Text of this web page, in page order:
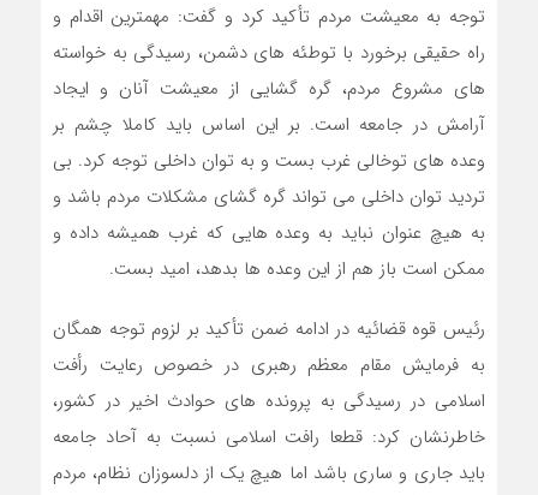
توجه به معیشت مردم تأکید کرد و گفت: مهمترین اقدام و
راه حقیقی برخورد با توطئه های دشمن، رسیدگی به خواسته
های مشروع مردم، گره گشایی از معیشت آنان و ایجاد
آرامش در جامعه است. بر این اساس باید کاملا چشم بر
وعده های توخالی غرب بست و به توان داخلی توجه کرد. بی
تردید توان داخلی می تواند گره گشای مشکلات مردم باشد و
به هیچ عنوان نباید به وعده هایی که غرب همیشه داده و
ممکن است باز هم از این وعده ها بدهد، امید بست.
رئیس قوه قضائیه در ادامه ضمن تأکید بر لزوم توجه همگان
به فرمایش مقام معظم رهبری در خصوص رعایت رأفت
اسلامی در رسیدگی به پرونده های حوادث اخیر در کشور،
خاطرنشان کرد: قطعا رافت اسلامی نسبت به آحاد جامعه
باید جاری و ساری باشد اما هیچ یک از دلسوزان نظام، مردم